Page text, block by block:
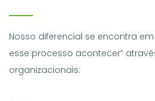
Nosso diferencial se encontra
esse processo acontecer”
organizacionais: